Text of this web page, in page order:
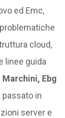
ed Emc,
cloud,
linee guida
Ebg
passato in
server e